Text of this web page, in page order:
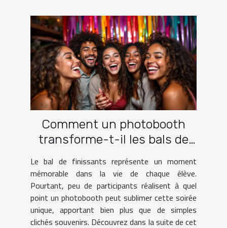
Comment un photobooth
transforme-t-il les bals de
Le bal de finissants représente un moment
mémorable dans la vie de chaque élève.
Pourtant, peu de participants réalisent à quel
point un photobooth peut sublimer cette soirée
unique, apportant bien plus que de simples
clichés souvenirs. Découvrez dans la suite de cet